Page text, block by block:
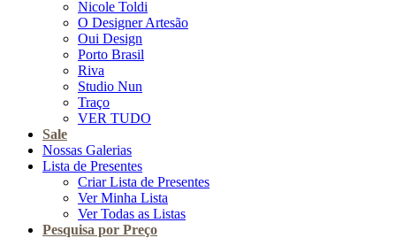
Nicole Toldi
O Designer Artesão
Oui Design
Porto Brasil
Riva
Studio Nun
Traço
VER TUDO
Sale
Nossas Galerias
Lista de Presentes
Criar Lista de Presentes
Ver Minha Lista
Ver Todas as Listas
Pesquisa por Preço